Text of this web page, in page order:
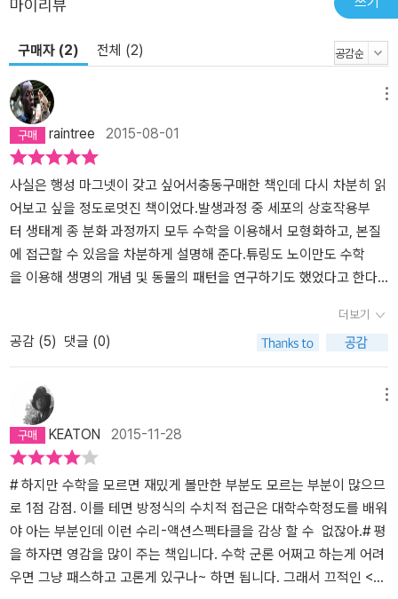
하는 도구이다. 형태, 논리, 과정처럼 구조나 패턴이 있는 모든 것이
수학의 주제가 된다. 패턴이 아예 없는 것처럼 보이는 불확실성도 마
찬가지다. 무작위로 보이는 사건들도 결국 평균적인 패턴이 나타난다
는 사실을 통계학자들이 알아냈기 때문이다. 생명과 관련된 수학의
범위는 매우 넓다. 확률, (동)역학, 카오스 이론, 대칭, 네트워크, 탄성,
심지어는 매듭 이론까지 그 범위에 포함된다. 이토록 다양한 수학으
로 인해, 생물학에서 얻는 결과뿐만이 아니라, 생물학을 어떻게 보아
야 하는지조차 바뀌고 있다. 수학을 즐기는 생물학자, 혹은 생물학을
즐기는 수학자를 찾기란 쉽지 않지만 이언 스튜어트는 그러한 크로스
오버에 성공했다. -《디스커버》 이언 스튜어트가 없었다면 수학은 이
처럼 흥미진진하지 않았을 것이다.-《뉴 사이언티스트》 수학의 가장
심오한 깨달음을 매력적인 문체로 엮어냈다.-《워싱턴 포스트》
마이리뷰
구매자 (2) 전체 (2)
raintree 2015-08-01
사실은 행성 마그넷이 갖고 싶어서충동구매한 책인데 다시 차분히 읽
어보고 싶을 정도로멋진 책이었다.발생과정 중 세포의 상호작용부
터 생태계 종 분화 과정까지 모두 수학을 이용해서 모형화하고, 본질
에 접근할 수 있음을 차분하게 설명해 준다.튜링도 노이만도 수학
을 이용해 생명의 개념 및 동물의 패턴을 연구하기도 했었다고 한다.
시 볼 수 있도록 새로운 시각을 제시하고 있어단순 지식의 나열로 느
껴지지 않는다.좋은 책이다*^^*
더보기
공감 (5) 댓글 (0)
KEATON 2015-11-28
# 하지만 수학을 모르면 재밌게 볼만한 부분도 모르는 부분이 많으므
로 1점 감점. 이를 테면 방정식의 수치적 접근은 대학수학정도를 배워
야 아는 부분인데 이런 수리-액션스펙타클을 감상 할 수 없잖아.# 평
을 하자면 영감을 많이 주는 책입니다. 수학 군론 어쩌고 하는게 어려
우면 그냥 패스하고 고론게 있구나~ 하면 됩니다. 그래서 끄적인 <남